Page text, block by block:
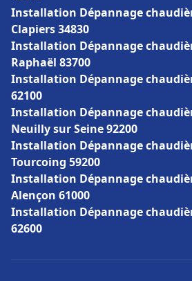
Installation Dépannage
Clapiers 34830
Installation Dépannage
Raphaël 83700
Installation Dépannage
62100
Installation Dépannage
Neuilly sur Seine 92200
Installation Dépannage
Tourcoing 59200
Installation Dépannage
Alençon 61000
Installation Dépannage
62600